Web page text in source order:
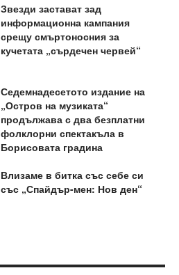
Звезди застават зад
информационна кампания
срещу смъртоносния за
кучетата „сърдечен червей“
Седемнадесетото издание на
„Остров на музиката“
продължава с два безплатни
фолклорни спектакъла в
Борисовата градина
Влизаме в битка със себе си
със „Спайдър-мен: Нов ден“